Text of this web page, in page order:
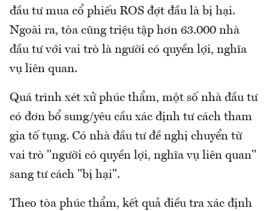
đầu tư mua cổ phiếu ROS đợt đầu là bị hại.
Ngoài ra, tòa cũng triệu tập hơn 63.000 nhà
đầu tư với vai trò là người có quyền lợi, nghĩa
vụ liên quan.
Quá trình xét xử phúc thẩm, một số nhà đầu tư
có đơn bổ sung/yêu cầu xác định tư cách tham
gia tố tụng. Có nhà đầu tư đề nghị chuyển từ
vai trò "người có quyền lợi, nghĩa vụ liên quan"
sang tư cách "bị hại".
Theo tòa phúc thẩm, kết quả điều tra xác định